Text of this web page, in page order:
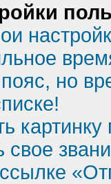
но
свое